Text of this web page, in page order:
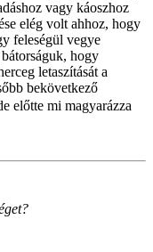
vagy káoszhoz
elég volt ahhoz, hogy
feleségül vegye
hogy
letaszítását a
bekövetkező
előtte mi magyarázza